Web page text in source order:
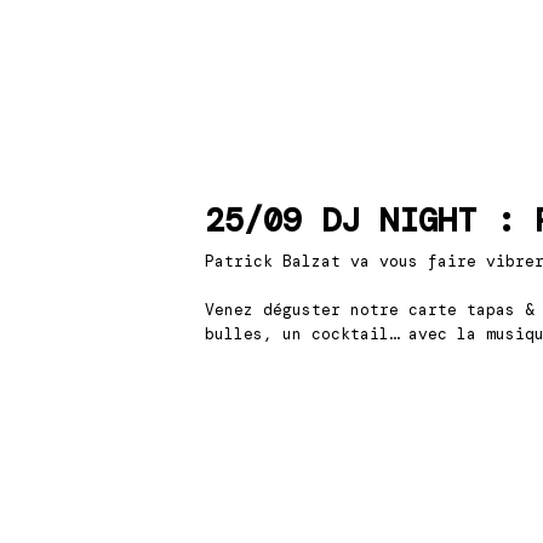
25/09 DJ NIGHT
Patrick Balzat va vous faire
Venez déguster notre carte tapas
bulles, un cocktail… avec la